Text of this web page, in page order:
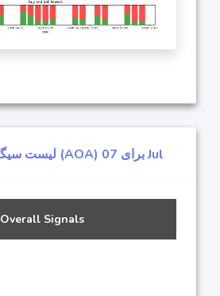
لیست سیگنال‌ها شفق قطبی (AOA) برای 07 Jul
Overall Signals